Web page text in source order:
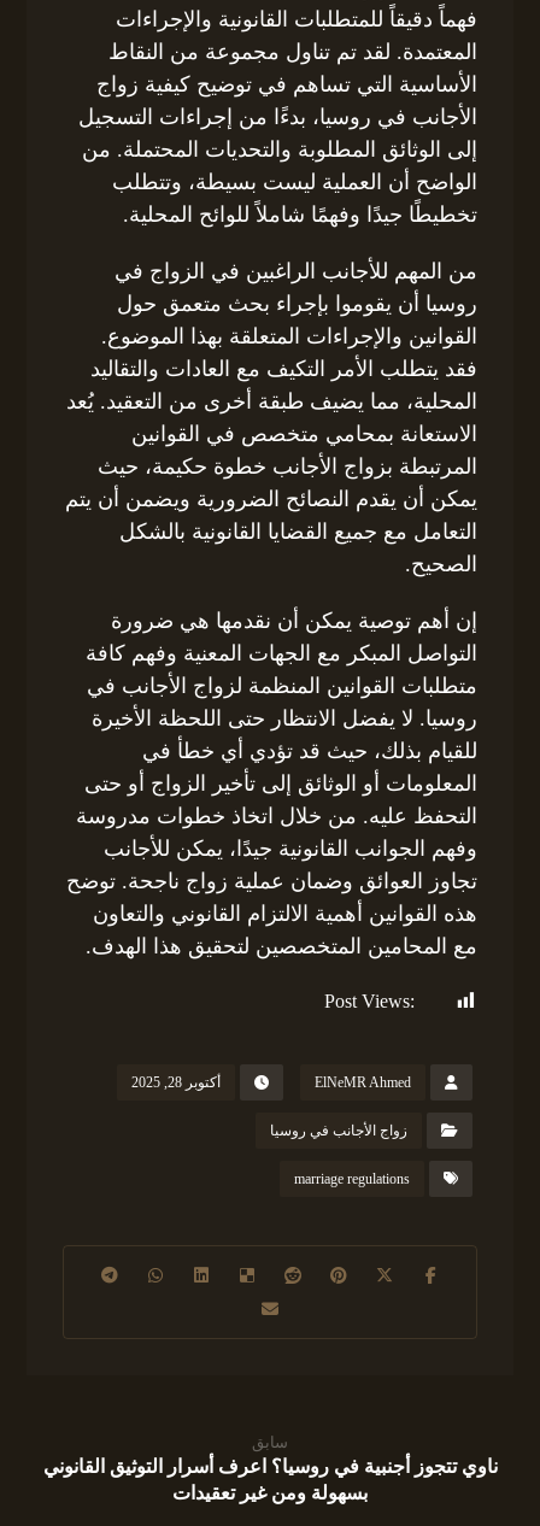
فهماً دقيقاً للمتطلبات القانونية والإجراءات
المعتمدة. لقد تم تناول مجموعة من النقاط
الأساسية التي تساهم في توضيح كيفية زواج
الأجانب في روسيا، بدءًا من إجراءات التسجيل
إلى الوثائق المطلوبة والتحديات المحتملة. من
الواضح أن العملية ليست بسيطة، وتتطلب
تخطيطًا جيدًا وفهمًا شاملاً للوائح المحلية.
من المهم للأجانب الراغبين في الزواج في
روسيا أن يقوموا بإجراء بحث متعمق حول
القوانين والإجراءات المتعلقة بهذا الموضوع.
فقد يتطلب الأمر التكيف مع العادات والتقاليد
المحلية، مما يضيف طبقة أخرى من التعقيد. يُعد
الاستعانة بمحامي متخصص في القوانين
المرتبطة بزواج الأجانب خطوة حكيمة، حيث
يمكن أن يقدم النصائح الضرورية ويضمن أن يتم
التعامل مع جميع القضايا القانونية بالشكل
الصحيح.
إن أهم توصية يمكن أن نقدمها هي ضرورة
التواصل المبكر مع الجهات المعنية وفهم كافة
متطلبات القوانين المنظمة لزواج الأجانب في
روسيا. لا يفضل الانتظار حتى اللحظة الأخيرة
للقيام بذلك، حيث قد تؤدي أي خطأ في
المعلومات أو الوثائق إلى تأخير الزواج أو حتى
التحفظ عليه. من خلال اتخاذ خطوات مدروسة
وفهم الجوانب القانونية جيدًا، يمكن للأجانب
تجاوز العوائق وضمان عملية زواج ناجحة. توضح
هذه القوانين أهمية الالتزام القانوني والتعاون
مع المحامين المتخصصين لتحقيق هذا الهدف.
Post Views:
ElNeMR Ahmed أكتوبر 28, 2025
زواج الأجانب في روسيا
marriage regulations
سابق
ناوي تتجوز أجنبية في روسيا؟ اعرف أسرار التوثيق القانوني
بسهولة ومن غير تعقيدات